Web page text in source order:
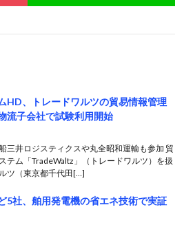
HD、トレードワルツの貿易情報管理
流子会社で試験利用開始
三井ロジスティクスや丸全昭和運輸も参加 貿
テム「TradeWaltz」（トレードワルツ）を扱
ツ（東京都千代田[…]
5社、舶用発電機の省エネ技術で実証